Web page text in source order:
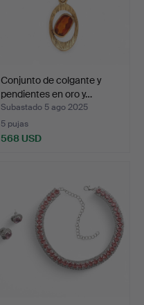
Conjunto de colgante y
pendientes en oro y…
Subastado 5 ago 2025
5 pujas
568 USD